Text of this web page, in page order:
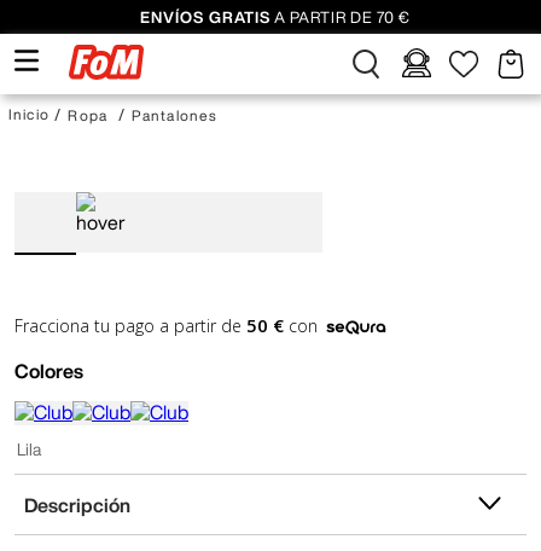
ENVÍOS GRATIS A PARTIR DE 70 €
Ropa Pantalones
Fracciona tu pago a partir de 50 € con
Colores
Lila
Descripción